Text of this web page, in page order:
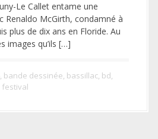
Le Callet entame une
Renaldo McGirth, condamné à
plus de dix ans en Floride. Au
images qu’ils […]
, bande dessinée, bassillac, bd,
festival